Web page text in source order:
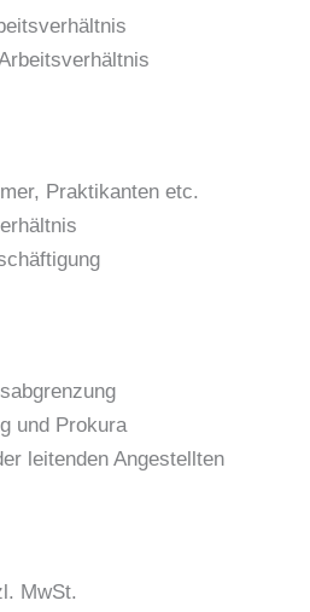
Praktikanten etc.
und Prokura
leitenden Angestellten
MwSt.